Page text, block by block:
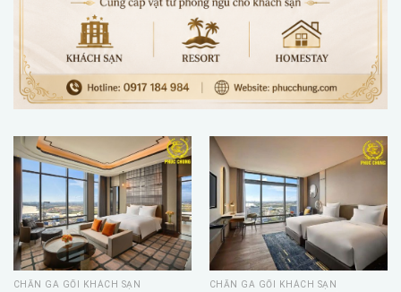
CHĂN GA GỐI KHÁCH SẠN CHĂN GA GỐI KHÁCH SẠN